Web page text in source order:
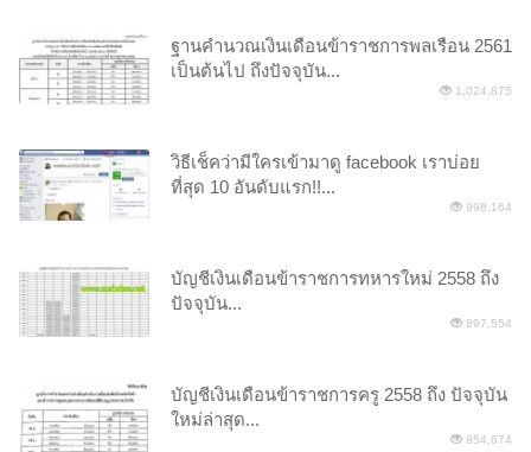
ฐานคำนวณเงินเดือนข้าราชการพลเรือน 2561
เป็นต้นไป ถึงปัจจุบัน...
1,024,875
วิธีเช็คว่ามีใครเข้ามาดู facebook เราบ่อย
ที่สุด 10 อันดับแรก!!...
998,164
บัญชีเงินเดือนข้าราชการทหารใหม่ 2558 ถึง
ปัจจุบัน...
897,554
บัญชีเงินเดือนข้าราชการครู 2558 ถึง ปัจจุบัน
ใหม่ล่าสุด...
854,674